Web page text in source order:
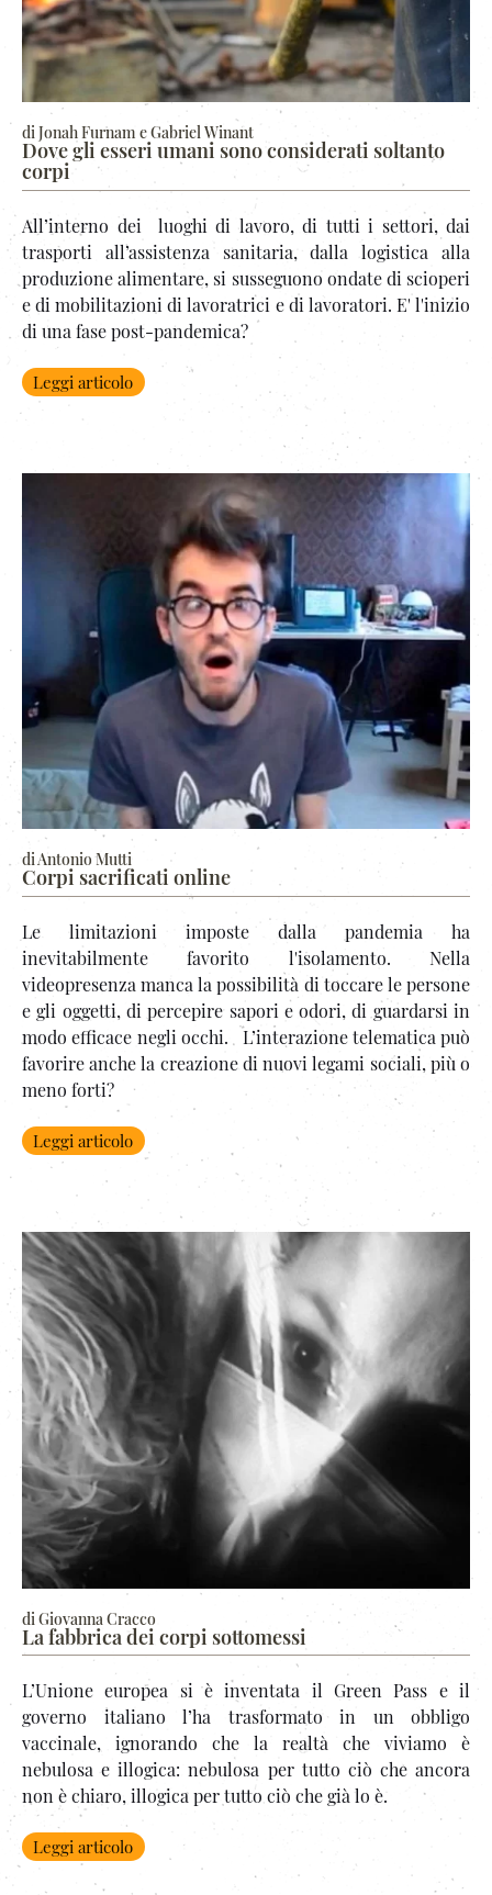
di Jonah Furnam e Gabriel Winant
Dove gli esseri umani sono considerati soltanto
corpi
All’interno dei luoghi di lavoro, di tutti i settori, dai
trasporti all’assistenza sanitaria, dalla logistica alla
produzione alimentare, si susseguono ondate di scioperi
e di mobilitazioni di lavoratrici e di lavoratori. E' l'inizio
di una fase post-pandemica?
Leggi articolo
di Antonio Mutti
Corpi sacrificati online
Le limitazioni imposte dalla pandemia ha
inevitabilmente favorito l'isolamento. Nella
videopresenza manca la possibilità di toccare le persone
e gli oggetti, di percepire sapori e odori, di guardarsi in
modo efficace negli occhi. L’interazione telematica può
favorire anche la creazione di nuovi legami sociali, più o
meno forti?
Leggi articolo
di Giovanna Cracco
La fabbrica dei corpi sottomessi
L’Unione europea si è inventata il Green Pass e il
governo italiano l’ha trasformato in un obbligo
vaccinale, ignorando che la realtà che viviamo è
nebulosa e illogica: nebulosa per tutto ciò che ancora
non è chiaro, illogica per tutto ciò che già lo è.
Leggi articolo